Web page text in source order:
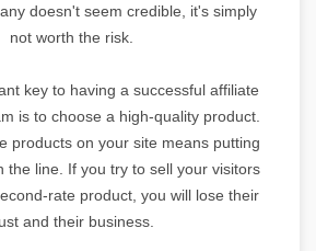
doesn't seem credible, it's simply
not worth the risk.
key to having a successful affiliate
is to choose a high-quality product.
products on your site means putting
the line. If you try to sell your visitors
rate product, you will lose their
and their business.